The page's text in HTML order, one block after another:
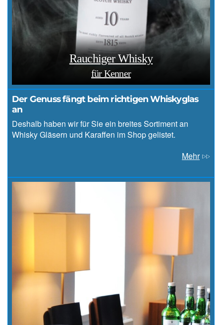
Rauchiger Whisky
für Kenner
Der Genuss fängt beim richtigen Whiskyglas
an
Deshalb haben wir für Sie ein breites Sortiment an
Whisky Gläsern und Karaffen im Shop gelistet.
Mehr